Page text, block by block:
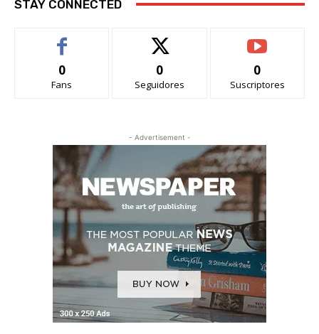
STAY CONNECTED
0
Fans
0
Seguidores
0
Suscriptores
- Advertisement -